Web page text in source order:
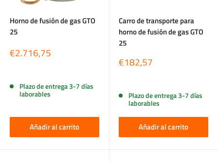
Horno de fusión de gas GTO
25
Precio
de
€2.716,75
Plazo de entrega 3-7 días
laborables
Añadir al carrito
Carro de transporte para
horno de fusión de gas GTO
25
Precio
de
€182,57
Plazo de entrega 3-7 días
laborables
Añadir al carrito